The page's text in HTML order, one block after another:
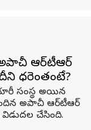
అపాచీ ఆర్‌టీఆర్‌
ధరెంతంటే?
సంస్థ అయిన
అపాచీ ఆర్‌టీఆర్
చేసింది.